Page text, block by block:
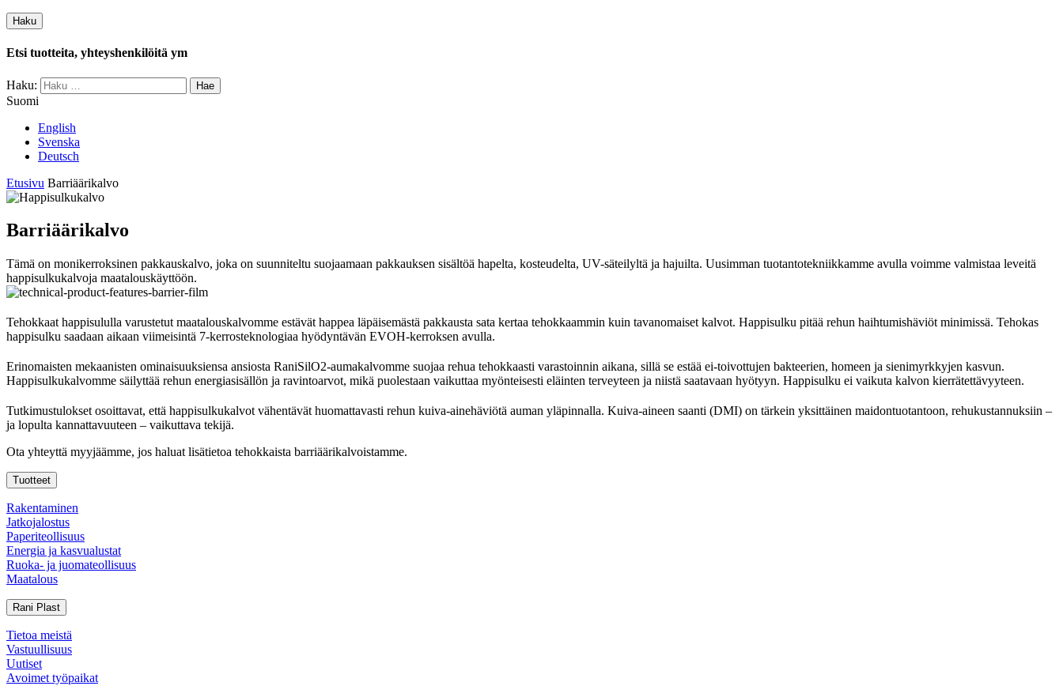
Haku
Etsi tuotteita, yhteyshenkilöitä ym
Haku:
Suomi
English
Svenska
Deutsch
Etusivu Barriäärikalvo
Barriäärikalvo
Tämä on monikerroksinen pakkauskalvo, joka on suunniteltu suojaamaan pakkauksen sisältöä hapelta, kosteudelta, UV-säteilyltä ja hajuilta. Uusimman tuotantotekniikkamme avulla voimme valmistaa leveitä
happisulkukalvoja maatalouskäyttöön.
Tehokkaat happisululla varustetut maatalouskalvomme estävät happea läpäisemästä pakkausta sata kertaa tehokkaammin kuin tavanomaiset kalvot. Happisulku pitää rehun haihtumishäviöt minimissä. Tehokas
happisulku saadaan aikaan viimeisintä 7-kerrosteknologiaa hyödyntävän EVOH-kerroksen avulla.
Erinomaisten mekaanisten ominaisuuksiensa ansiosta RaniSilO2-aumakalvomme suojaa rehua tehokkaasti varastoinnin aikana, sillä se estää ei-toivottujen bakteerien, homeen ja sienimyrkkyjen kasvun.
Happisulkukalvomme säilyttää rehun energiasisällön ja ravintoarvot, mikä puolestaan vaikuttaa myönteisesti eläinten terveyteen ja niistä saatavaan hyötyyn. Happisulku ei vaikuta kalvon kierrätettävyyteen.
Tutkimustulokset osoittavat, että happisulkukalvot vähentävät huomattavasti rehun kuiva-ainehäviötä auman yläpinnalla. Kuiva-aineen saanti (DMI) on tärkein yksittäinen maidontuotantoon, rehukustannuksiin –
ja lopulta kannattavuuteen – vaikuttava tekijä.
Ota yhteyttä myyjäämme, jos haluat lisätietoa tehokkaista barriäärikalvoistamme.
Tuotteet
Rakentaminen
Jatkojalostus
Paperiteollisuus
Energia ja kasvualustat
Ruoka- ja juomateollisuus
Maatalous
Rani Plast
Tietoa meistä
Vastuullisuus
Uutiset
Avoimet työpaikat